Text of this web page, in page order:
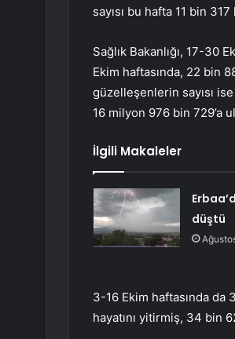
sayısı bu hafta 11 bin
Sağlık Bakanlığı, 17-30
Ekim haftasında, 22 bin
güzelleşenlerin sayısı
16 milyon 976 bin 729’a
İlgili Makaleler
düştü
3-16 Ekim haftasında
hayatını yitirmiş, 34 bin